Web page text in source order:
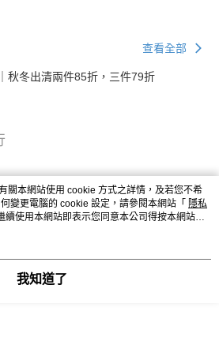
查看全部
｜秋冬出清兩件85折，三件79折
關本網站使用 cookie 方式之詳情，及若您不希
變更電腦的 cookie 設定，請參閱本網站「 隱私
續使用本網站即表示您同意本公司得按本網站使
。
我知道了